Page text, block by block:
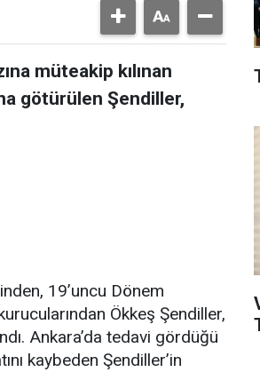
müteakip kılınan
götürülen Şendiller,
19’uncu Dönem
Ökkeş Şendiller,
Ankara’da tedavi gördüğü
kaybeden Şendiller’in